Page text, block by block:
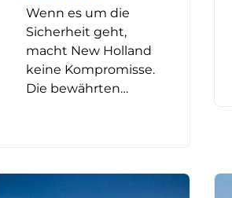
Wenn es um die
Sicherheit geht,
macht New Holland
keine Kompromisse.
Die bewährten…